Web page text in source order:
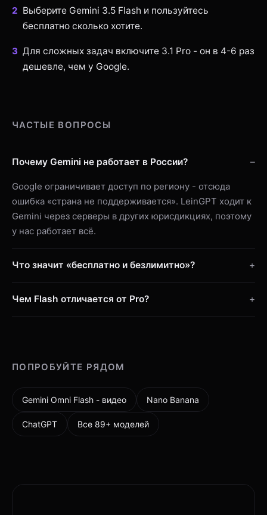
Выберите Gemini 3.5 Flash и пользуйтесь
бесплатно сколько хотите.
Для сложных задач включите 3.1 Pro - он в 4-6 раз
дешевле, чем у Google.
ЧАСТЫЕ ВОПРОСЫ
Почему Gemini не работает в России?
Google ограничивает доступ по региону - отсюда
ошибка «страна не поддерживается». LeinGPT ходит к
Gemini через серверы в других юрисдикциях, поэтому
у нас работает всё.
Что значит «бесплатно и безлимитно»?
Чем Flash отличается от Pro?
ПОПРОБУЙТЕ РЯДОМ
Gemini Omni Flash - видео Nano Banana
ChatGPT Все 89+ моделей